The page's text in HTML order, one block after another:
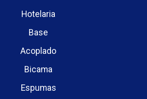
Hotelaria
Base
Acoplado
Bicama
Espumas